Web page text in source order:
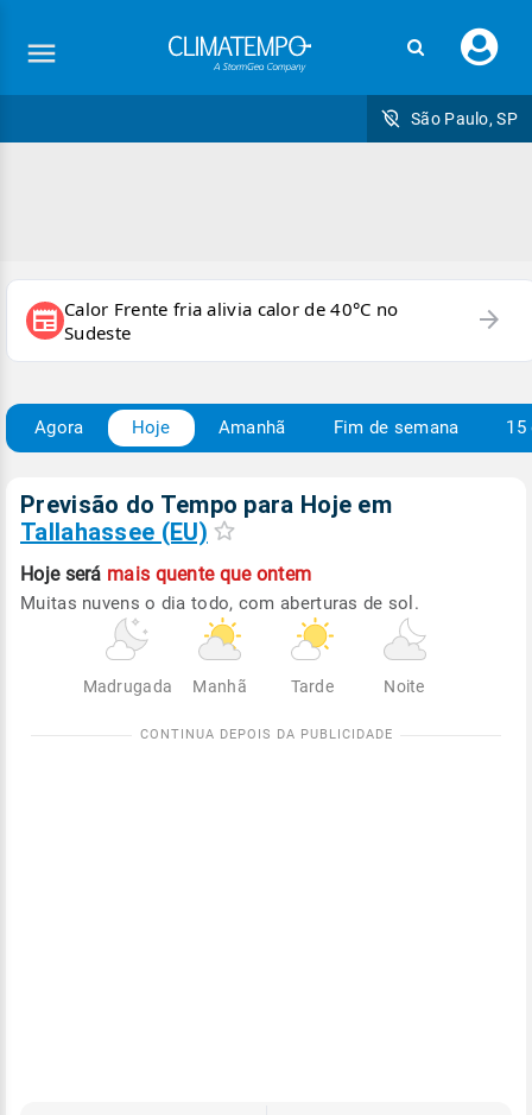
seu
São Paulo, SP
newspaper Calor Frente fria alivia calor de 40°C no
Sudeste
arrow_forward
Agora Hoje Amanhã Fim de semana 15
Previsão do Tempo para Hoje em
Tallahassee (EU)
Hoje será mais quente que ontem
Muitas nuvens o dia todo, com aberturas de sol.
Madrugada Manhã Tarde Noite